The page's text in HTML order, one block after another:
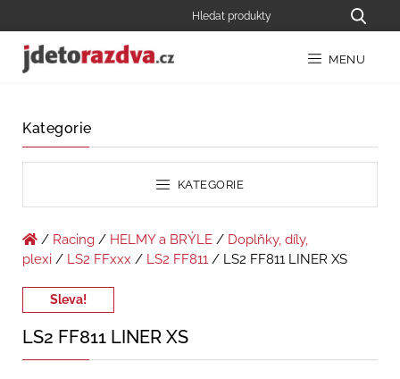
MENU
Kategorie
KATEGORIE
/ Racing / HELMY a BRÝLE / Doplňky, díly,
plexi / LS2 FFxxx / LS2 FF811 / LS2 FF811 LINER XS
Sleva!
LS2 FF811 LINER XS